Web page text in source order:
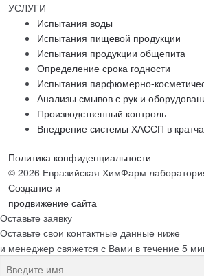
УСЛУГИ
Испытания воды
Испытания пищевой продукции
Испытания продукции общепита
Определение срока годности
Испытания парфюмерно-
Анализы смывов с рук и
Производственный контроль
Внедрение системы ХАССП в
Политика конфиденциальности
© 2026 Евразийская ХимФарм
Создание и
продвижение сайта
Оставьте заявку
Оставьте свои контактные данные ниже
и менеджер свяжется с Вами в течение 5